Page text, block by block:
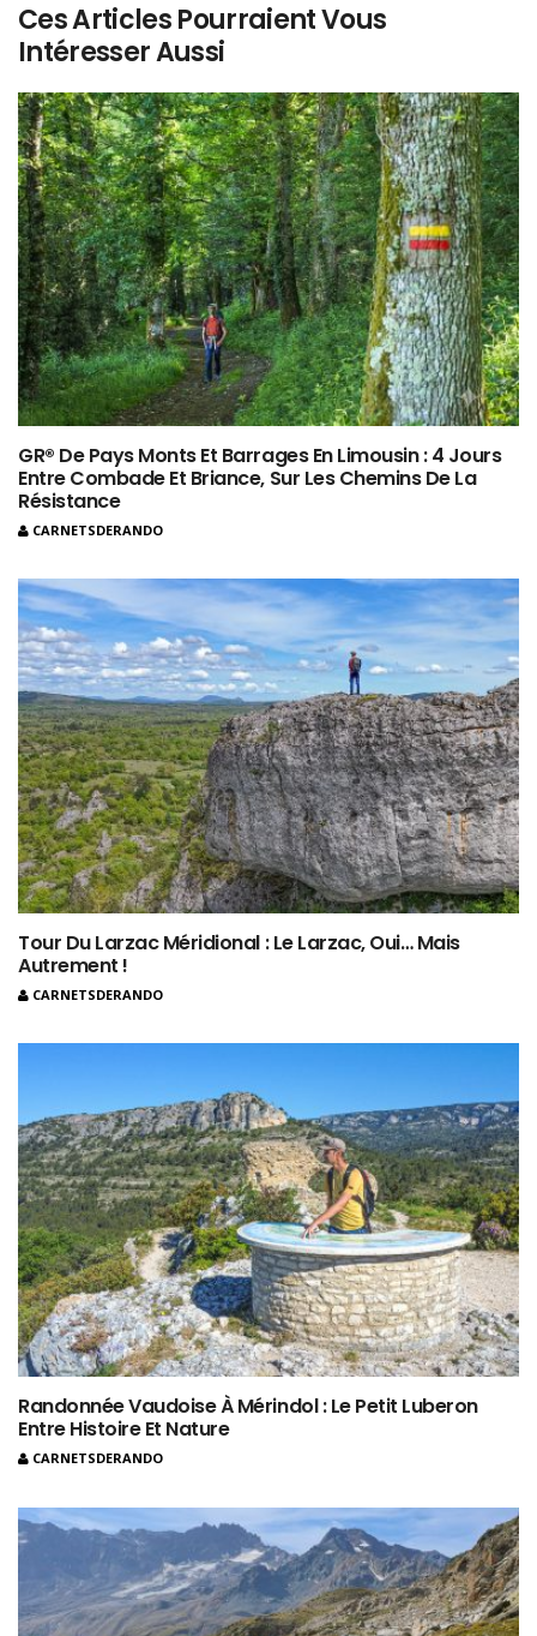
Ces Articles Pourraient Vous
Intéresser Aussi
GR® De Pays Monts Et Barrages En Limousin : 4 Jours
Entre Combade Et Briance, Sur Les Chemins De La
Résistance
CARNETSDERANDO
Tour Du Larzac Méridional : Le Larzac, Oui… Mais
Autrement !
CARNETSDERANDO
Randonnée Vaudoise À Mérindol : Le Petit Luberon
Entre Histoire Et Nature
CARNETSDERANDO